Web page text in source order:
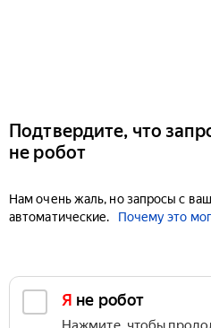
Подтвердите, что
не робот
Нам очень жаль, но запросы с
автоматические.
Почему это
Я не робот